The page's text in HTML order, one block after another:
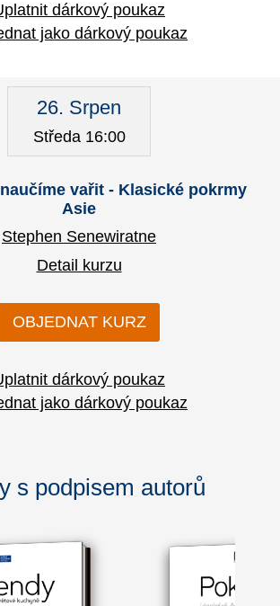
dárkový poukaz
jako dárkový poukaz
26. Srpen
Středa 16:00
vařit - Klasické pokrmy
Asie
Stephen Senewiratne
Detail kurzu
OBJEDNAT KURZ
dárkový poukaz
jako dárkový poukaz
s podpisem autorů